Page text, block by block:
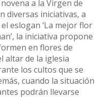
a la Virgen de
diversas iniciativas, a
eslogan ‘La mejor flor
la iniciativa propone
en flores de
altar de la iglesia
los cultos que se
cuando la situación
podrán llevarse